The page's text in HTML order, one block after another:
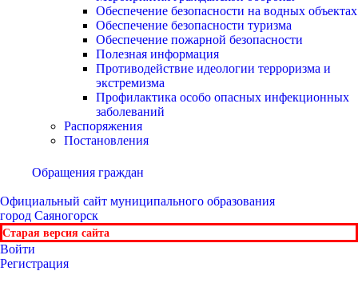
Обеспечение безопасности на водных объектах
Обеспечение безопасности туризма
Обеспечение пожарной безопасности
Полезная информация
Противодействие идеологии терроризма и
экстремизма
Профилактика особо опасных инфекционных
заболеваний
Распоряжения
Постановления
Обращения граждан
Официальный сайт муниципального образования
город Саяногорск
Старая версия сайта
Войти
Регистрация